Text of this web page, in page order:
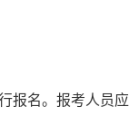
报名。报考人员